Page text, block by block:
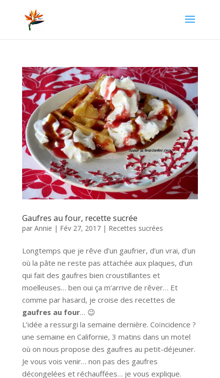
Gaufres au four, recette sucrée
par Annie | Fév 27, 2017| Recettes sucrées
Longtemps que je rêve d’un gaufrier, d’un vrai, d’un
où la pâte ne reste pas attachée aux plaques, d’un
qui fait des gaufres bien croustillantes et
moelleuses… ben oui ça m’arrive de rêver… Et
comme par hasard, je croise des recettes de
gaufres au four… 😉
L’idée a ressurgi la semaine dernière. Coïncidence ?
une semaine en Californie, 3 matins dans un motel
où on nous propose des gaufres au petit-déjeuner.
Je vous vois venir… non pas des gaufres
décongelées et réchauffées… je vous explique.